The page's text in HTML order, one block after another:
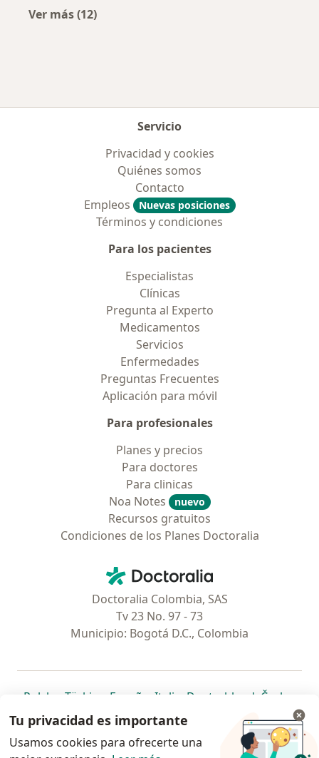
Ver más (12)
Servicio
Privacidad y cookies
Quiénes somos
Contacto
Empleos
Nuevas posiciones
Términos y condiciones
Para los pacientes
Especialistas
Clínicas
Pregunta al Experto
Medicamentos
Servicios
Enfermedades
Preguntas Frecuentes
Aplicación para móvil
Para profesionales
Planes y precios
Para doctores
Para clinicas
Noa Notes
nuevo
Recursos gratuitos
Condiciones de los Planes Doctoralia
Doctoralia - Página de inicio
Doctoralia Colombia, SAS
Tv 23 No. 97 - 73
Municipio: Bogotá D.C., Colombia
Polska se abre en una nueva pestaña
Türkiye se abre en una nueva pestaña
España se abre en una nueva pestaña
Italia se abre en una nueva
Deutschlandse abre en
Česko
Portugal
se abre en una nueva pestaña
México se abre en una nueva pestaña
Chile se abre en una nueva pestaña
Brasil se abre en una nueva
se abre en
se
se abre en una nueva
Tu privacidad es importante
Usamos cookies para ofrecerte una